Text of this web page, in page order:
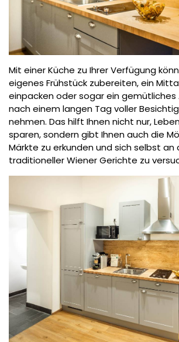
Mit einer Küche zu Ihrer Verfügung
eigenes Frühstück zubereiten, ein
einpacken oder sogar ein gemütliches
nach einem langen Tag voller
nehmen. Das hilft Ihnen nicht nur,
sparen, sondern gibt Ihnen auch die
Märkte zu erkunden und sich selbst
traditioneller Wiener Gerichte zu